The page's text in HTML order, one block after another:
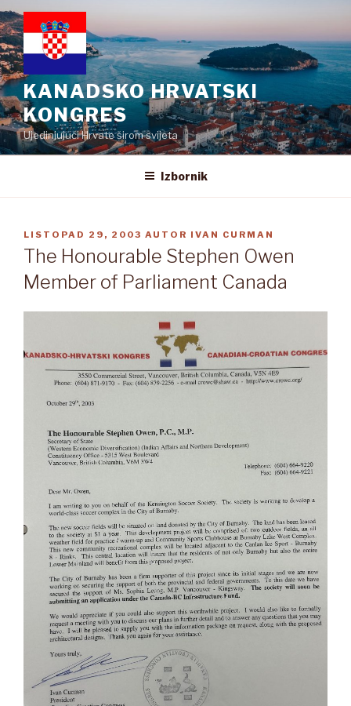
Preskoči
na
sadržaj
KANADSKO HRVATSKI
KONGRES
Ujedinjujući Hrvate širom svijeta
Izbornik
OBJAVLJENO
LISTOPAD 29, 2003 AUTOR IVAN CURMAN
The Honourable Stephen Owen
Member of Parliament Canada